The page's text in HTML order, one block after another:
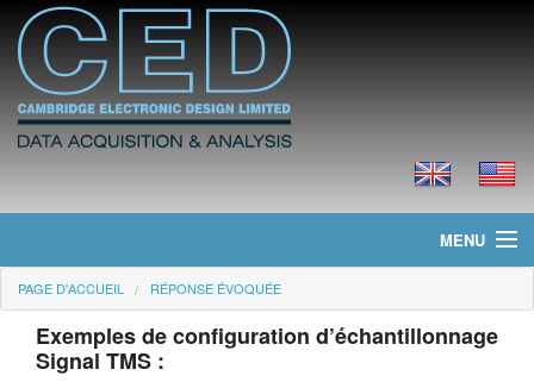
MENU
Page d'accueil
Actualités
PAGE D'ACCUEIL RÉPONSE ÉVOQUÉE
Exemples de configuration d’échantillonnage
Signal TMS :